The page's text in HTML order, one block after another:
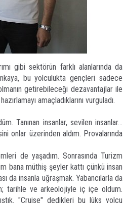
gibi sektörün farklı alanlarında da
bu yolculukta gençleri sadece
getirebileceği dezavantajlar ile
amaçladıklarını vurguladı.
Tanınan insanlar, sevilen insanlar...
onlar üzerinden aldım. Provalarında
de yaşadım. Sonrasında Turizm
bana müthiş şeyler kattı çünkü insan
da insanla uğraşmak. Yabancılarla da
tarihle ve arkeolojiyle iç içe oldum.
"Cruise" dedikleri bu lüks yolcu